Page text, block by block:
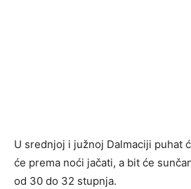
U srednjoj i južnoj Dalmaciji puhat
će prema noći jačati, a bit će
od 30 do 32 stupnja.